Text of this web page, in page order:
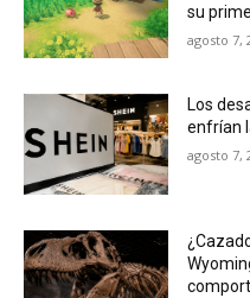
su
agosto 7,
Los
enfrían
agosto 7,